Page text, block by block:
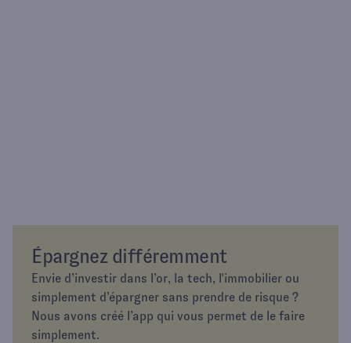
Épargnez différemment
Envie d’investir dans l’or, la tech, l'immobilier ou
simplement d’épargner sans prendre de risque ?
Nous avons créé l’app qui vous permet de le faire
simplement.